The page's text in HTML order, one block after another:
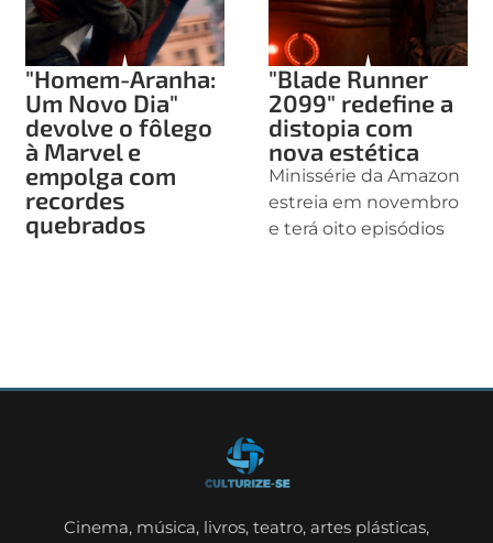
"Homem-Aranha:
Um Novo Dia"
devolve o fôlego
à Marvel e
empolga com
recordes
quebrados
"Blade Runner
2099" redefine a
distopia com
nova estética
Minissérie da Amazon
estreia em novembro
e terá oito episódios
Cinema, música, livros, teatro, artes plásticas,